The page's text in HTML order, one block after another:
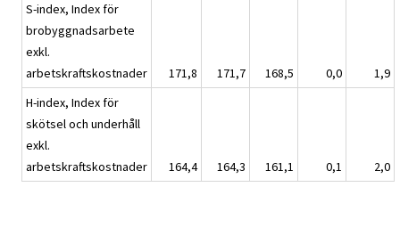
S-index, Index för
brobyggnadsarbete
exkl.
arbetskraftskostnader
171,8 171,7 168,5 0,0
1,9
H-index, Index för
skötsel och underhåll
exkl.
arbetskraftskostnader
164,4 164,3 161,1 0,1 2,0